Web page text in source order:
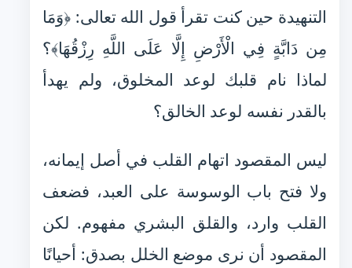
التنهيدة حين كنت تقرأ قول الله تعالى: ﴿وَمَا
مِن دَابَّةٍ فِي الْأَرْضِ إِلَّا عَلَى اللَّهِ رِزْقُهَا﴾؟
لماذا نام قلبك لوعد المخلوق، ولم يهدأ
بالقدر نفسه لوعد الخالق؟
ليس المقصود اتهام القلب في أصل إيمانه،
ولا فتح باب الوسوسة على العبد، فضعف
القلب وارد، والقلق البشري مفهوم. لكن
المقصود أن نرى موضع الخلل بصدق: أحيانًا